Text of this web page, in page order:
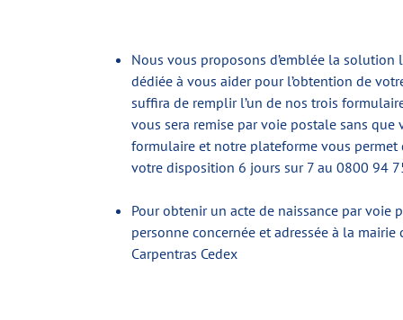
Nous vous proposons d’emblée la solution
dédiée à vous aider pour l’obtention de
suffira de remplir l’un de nos trois
vous sera remise par voie postale sans
formulaire et notre plateforme vous permet
votre disposition 6 jours sur 7 au 0800 94
Pour obtenir un acte de naissance par voie
personne concernée et adressée à la
Carpentras Cedex